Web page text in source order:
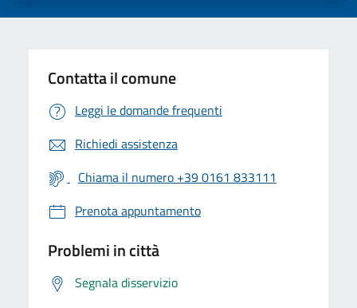
Contatta il comune
Leggi le domande frequenti
Richiedi assistenza
Chiama il numero +39 0161 833111
Prenota appuntamento
Problemi in città
Segnala disservizio